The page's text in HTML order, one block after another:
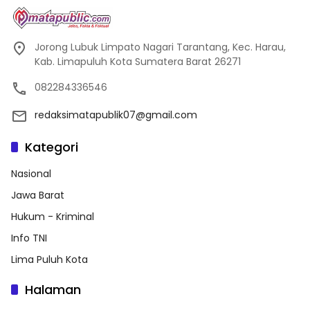
Jorong Lubuk Limpato Nagari Tarantang, Kec. Harau,
Kab. Limapuluh Kota Sumatera Barat 26271
082284336546
redaksimatapublik07@gmail.com
Kategori
Nasional
Jawa Barat
Hukum - Kriminal
Info TNI
Lima Puluh Kota
Halaman